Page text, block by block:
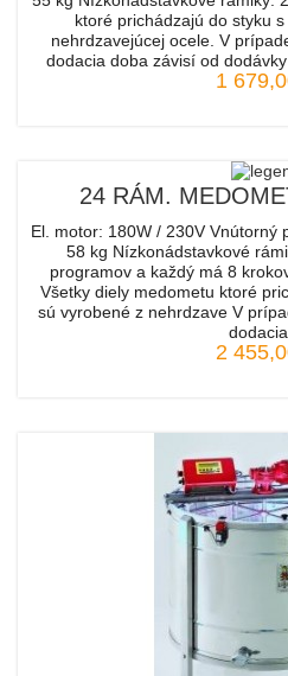
ktoré prichádzajú do styku
nehrdzavejúcej ocele. V
dodacia doba závisí od
1
24 RÁM.
El. motor: 180W / 230V Vnútorný
58 kg Nízkonádstavkové
programov a každý má 8
Všetky diely medometu ktoré
sú vyrobené z nehrdzave V
2